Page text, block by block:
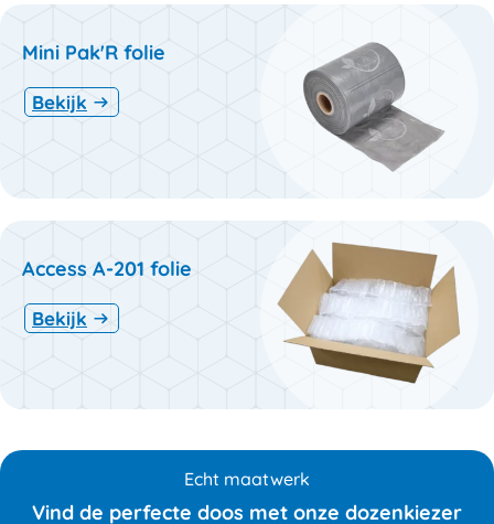
Mini Pak'R folie
Bekijk
Access A-201 folie
Bekijk
Echt maatwerk
Vind de perfecte doos met onze dozenkiezer